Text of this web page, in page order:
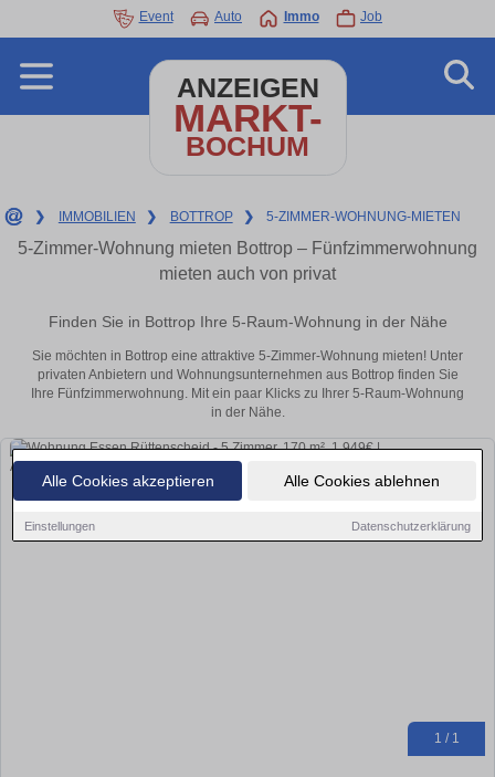
Alle Cookies akzeptieren Alle Cookies ablehnen
Einstellungen Datenschutzerklärung
Event Auto Immo Job
ANZEIGEN
MARKT-
BOCHUM
❯ IMMOBILIEN ❯ BOTTROP ❯ 5-ZIMMER-WOHNUNG-MIETEN
5-Zimmer-Wohnung mieten Bottrop – Fünfzimmerwohnung
mieten auch von privat
Finden Sie in Bottrop Ihre 5-Raum-Wohnung in der Nähe
Sie möchten in Bottrop eine attraktive 5-Zimmer-Wohnung mieten! Unter
privaten Anbietern und Wohnungsunternehmen aus Bottrop finden Sie
Ihre Fünfzimmerwohnung. Mit ein paar Klicks zu Ihrer 5-Raum-Wohnung
in der Nähe.
1 / 1